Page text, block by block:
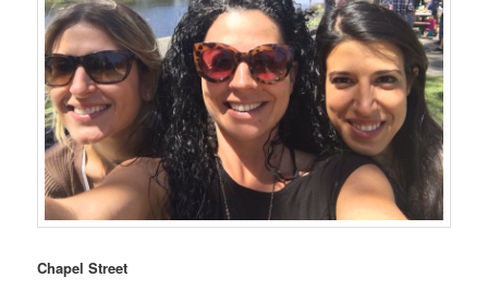
Chapel Street